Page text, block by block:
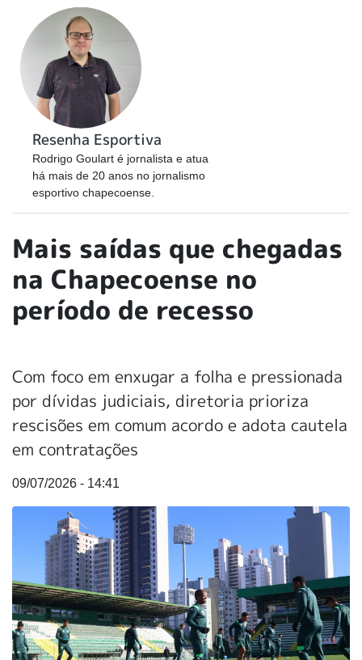
Resenha Esportiva
Rodrigo Goulart é jornalista e atua
há mais de 20 anos no jornalismo
esportivo chapecoense.
Mais saídas que chegadas
na Chapecoense no
período de recesso
Com foco em enxugar a folha e pressionada
por dívidas judiciais, diretoria prioriza
rescisões em comum acordo e adota cautela
em contratações
09/07/2026 - 14:41